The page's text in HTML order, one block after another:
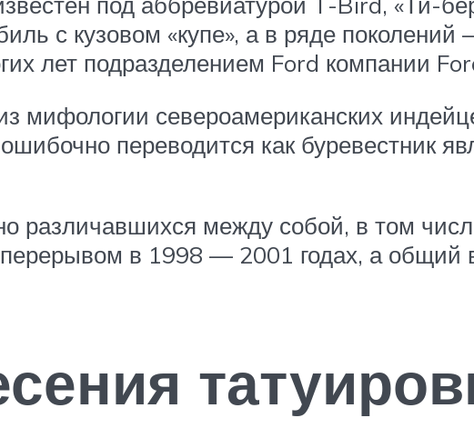
с кузовом «купе», а в ряде поколений
лет подразделением Ford компании
мифологии североамериканских
переводится как буревестник
различавшихся между собой, в том
в 1998 — 2001 годах, а общий